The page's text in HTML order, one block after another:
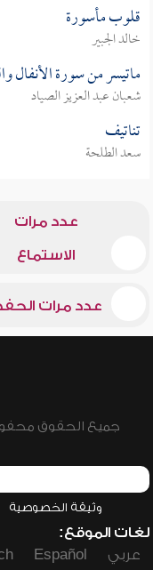
قلوب مأسورة
خالد الجبير
ماتيسر من سورة الأنفال
شعبان عبد العزيز الصياد
تناتيف
سعد الطلحة
عدد مرات
الاستماع
عدد مرات
جميع الحقوق محفوظة © 2026 - 1998
وثيقة الخصوصية
لغات الموقع:
عربي
Español